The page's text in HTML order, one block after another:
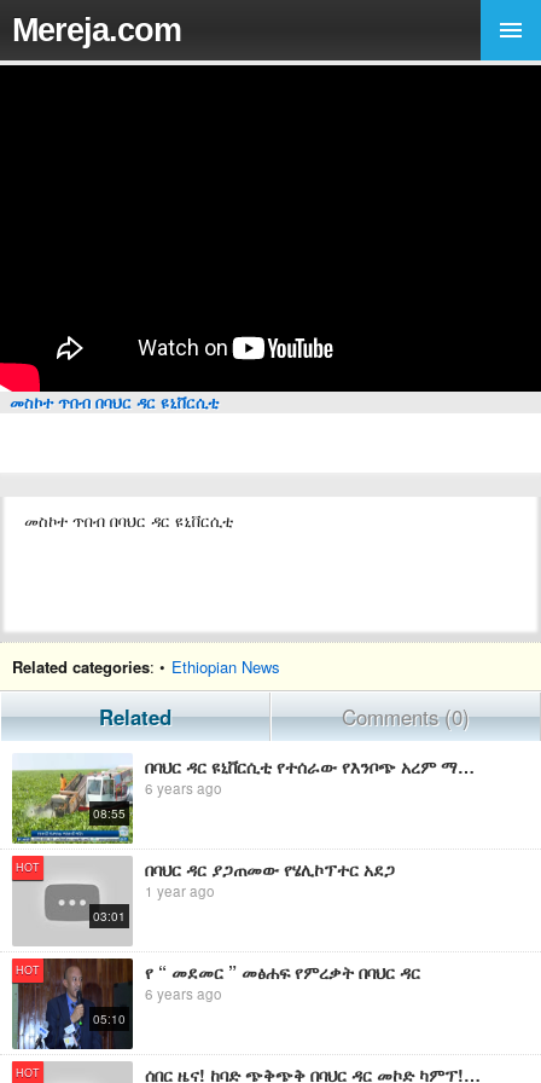
Mereja.com
መስኮተ ጥበብ በባህር ዳር ዩኒቨርሲቲ
መስኮተ ጥበብ በባህር ዳር ዩኒቨርሲቲ
Related categories: • Ethiopian News
Related Comments (0)
08:55
በባህር ዳር ዩኒቨርሲቲ የተሰራው የእንቦጭ አረም ማስወገጃ ማሽን እስካሁን ስራ አልጀመረም።
6 years ago
HOT
03:01
በባህር ዳር ያጋጠመው የሄሊኮፕተር አደጋ
1 year ago
HOT
05:10
የ “ መደመር ” መፅሐፍ የምረቃት በባህር ዳር
6 years ago
HOT ሰበር ዜና! ከባድ ጭቅጭቅ በባህር ዳር መኮድ ካምፕ! አልቻልንም፡ ሰራዊታችን አልቋል